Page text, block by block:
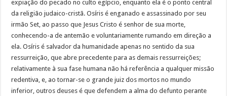
expiação do pecado no culto egípcio, enquanto ela é o ponto central
da religião judaico-cristã. Osíris é enganado e assassinado por seu
irmão Set, ao passo que Jesus Cristo é senhor de sua morte,
conhecendo-a de antemão e voluntariamente rumando em direção a
ela. Osíris é salvador da humanidade apenas no sentido da sua
ressurreição, que abre precedente para as demais ressurreições;
relativamente à sua fase humana não há referência a qualquer missão
redentiva, e, ao tornar-se o grande juiz dos mortos no mundo
inferior, outros deuses é que defendem a alma do defunto perante